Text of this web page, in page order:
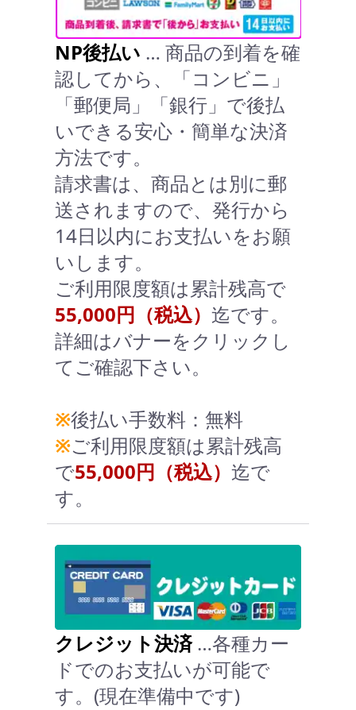
NP後払い … 商品の到着を確
認してから、「コンビニ」
「郵便局」「銀行」で後払
いできる安心・簡単な決済
方法です。
請求書は、商品とは別に郵
送されますので、発行から
14日以内にお支払いをお願
いします。
ご利用限度額は累計残高で
55,000円（税込） 迄です。
詳細はバナーをクリックし
てご確認下さい。
※後払い手数料：無料
※ご利用限度額は累計残高
で55,000円（税込） 迄で
す。
クレジット決済…各種カー
ドでのお支払いが可能で
す。(現在準備中です)